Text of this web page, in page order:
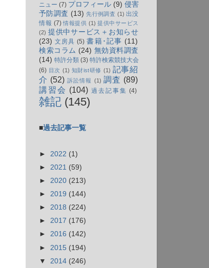
ニュー (7) プロフィール (9) 侵害
予防調査 (13) 先行例調査 (1) 出没
情報 (7) 情報提供 (1) 提供中サービス
(2) 提供中サービス＋お知らせ
(23) 文房具 (5) 書籍･記事 (11)
検索コラム (24) 無効資料調査
(14) 特許分類 (3) 特許検索競技大会
(6) 目次 (1) 知財ist研修 (1) 記事紹
介 (52) 訴訟情報 (1) 調査 (89)
講習会 (104) 過去記事集 (4)
雑記 (145)
■過去記事一覧
► 2022 (1)
► 2021 (59)
► 2020 (213)
► 2019 (144)
► 2018 (224)
► 2017 (176)
► 2016 (142)
► 2015 (194)
▼ 2014 (246)